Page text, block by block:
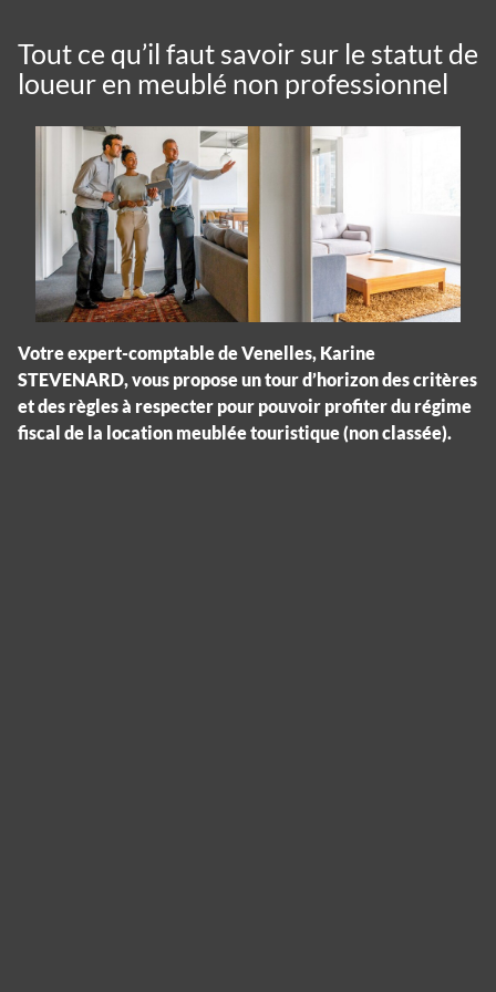
Tout ce qu’il faut savoir sur le statut de
loueur en meublé non professionnel
Votre expert-comptable de Venelles, Karine
STEVENARD, vous propose un tour d’horizon des critères
et des règles à respecter pour pouvoir profiter du régime
fiscal de la location meublée touristique (non classée).